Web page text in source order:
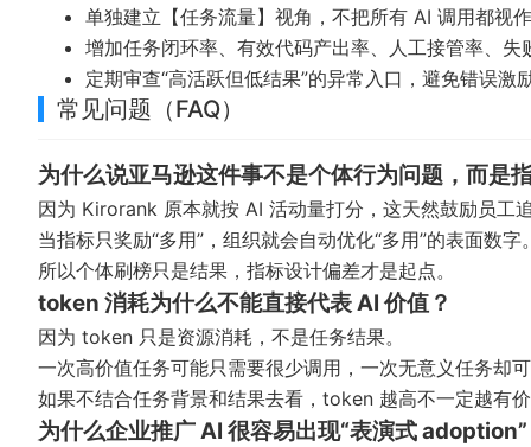
单独建立【任务流量】视角，不把所有 AI 调用都视
增加任务闭环率、有效代码产出率、人工接管率、失
定期审查“高活跃但低结果”的异常入口，避免错误激
常见问题（FAQ）
为什么说亚马逊这件事不是个体行为问题，而是
因为 Kirorank 原本就按 AI 活动量打分，这天然鼓励员工
当指标只奖励“多用”，组织就会自动优化“多用”的表面数字
所以个体刷榜只是结果，指标设计偏差才是起点。
token 消耗为什么不能直接代表 AI 价值？
因为 token 只是资源消耗，不是任务结果。
一次高价值任务可能只需要很少调用，一次无意义任务却
如果不结合任务背景和结果去看，token 越高不一定越有
为什么企业推广 AI 很容易出现“表演式